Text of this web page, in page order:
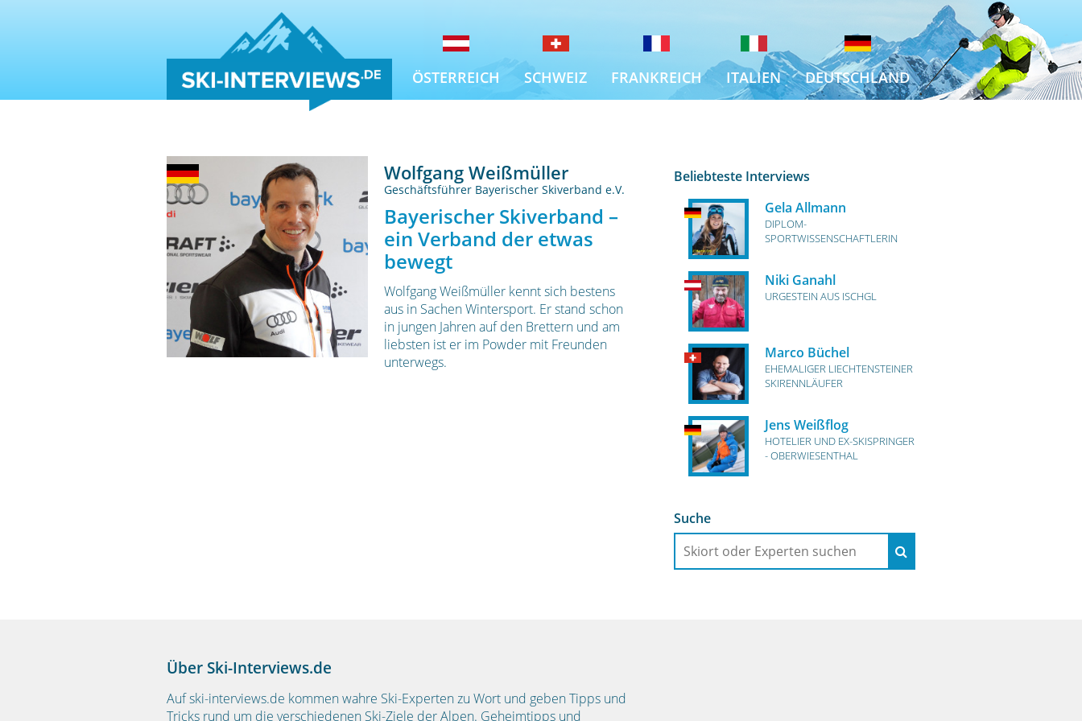
ÖSTERREICH SCHWEIZ FRANKREICH ITALIEN DEUTSCHLAND
Wolfgang Weißmüller
Geschäftsführer Bayerischer Skiverband e.V.
Bayerischer Skiverband –
ein Verband der etwas
bewegt
Wolfgang Weißmüller kennt sich bestens
aus in Sachen Wintersport. Er stand schon
in jungen Jahren auf den Brettern und am
liebsten ist er im Powder mit Freunden
unterwegs.
Beliebteste Interviews
Gela Allmann
DIPLOM-
SPORTWISSENSCHAFTLERIN
Niki Ganahl
URGESTEIN AUS ISCHGL
Marco Büchel
EHEMALIGER LIECHTENSTEINER
SKIRENNLÄUFER
Jens Weißflog
HOTELIER UND EX-SKISPRINGER
- OBERWIESENTHAL
Suche
Über Ski-Interviews.de
Auf ski-interviews.de kommen wahre Ski-Experten zu Wort und geben Tipps und
Tricks rund um die verschiedenen Ski-Ziele der Alpen. Geheimtipps und